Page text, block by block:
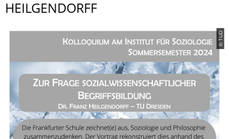
HEILGENDORFF
© TUD